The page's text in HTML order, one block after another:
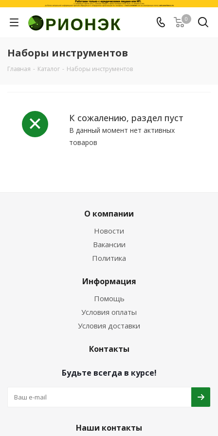
0
Наборы инструментов
Главная - Каталог - Наборы инструментов
К сожалению, раздел пуст
В данный момент нет активных
товаров
О компании
Новости
Вакансии
Политика
Информация
Помощь
Условия оплаты
Условия доставки
Контакты
Будьте всегда в курсе!
Наши контакты